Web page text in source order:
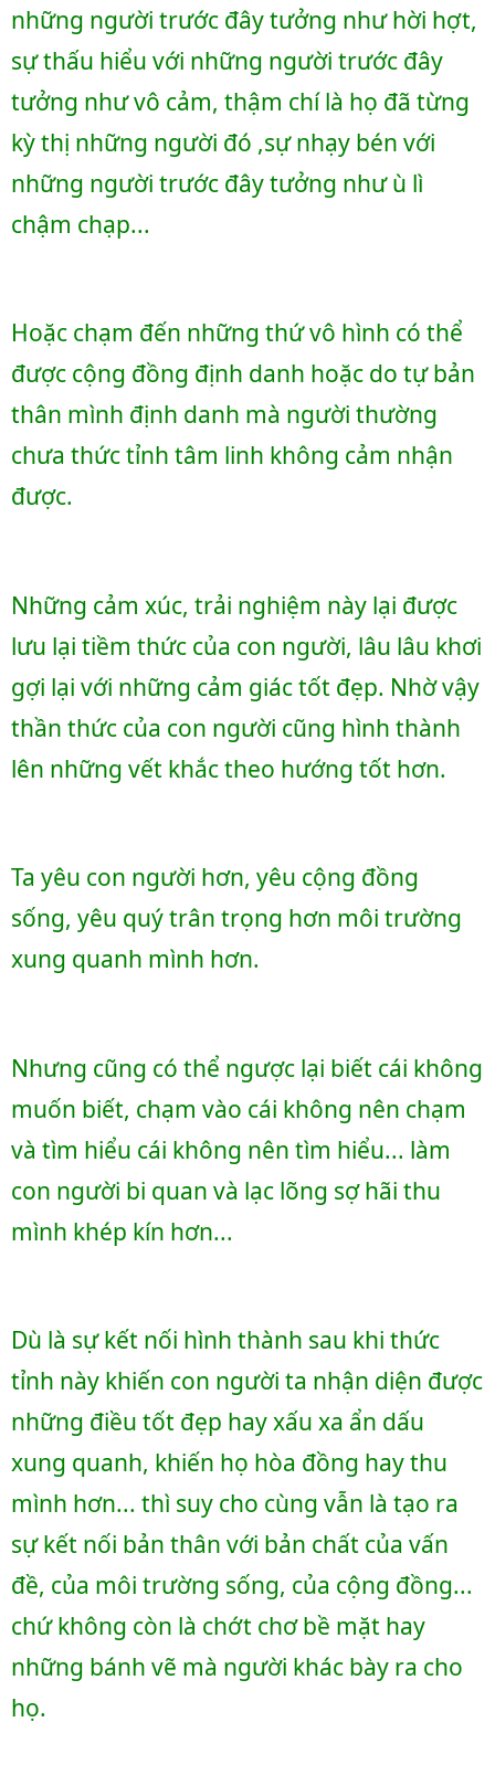
những người trước đây tưởng như hời hợt,
sự thấu hiểu với những người trước đây
tưởng như vô cảm, thậm chí là họ đã từng
kỳ thị những người đó ,sự nhạy bén với
những người trước đây tưởng như ù lì
chậm chạp...
Hoặc chạm đến những thứ vô hình có thể
được cộng đồng định danh hoặc do tự bản
thân mình định danh mà người thường
chưa thức tỉnh tâm linh không cảm nhận
được.
Những cảm xúc, trải nghiệm này lại được
lưu lại tiềm thức của con người, lâu lâu khơi
gợi lại với những cảm giác tốt đẹp. Nhờ vậy
thần thức của con người cũng hình thành
lên những vết khắc theo hướng tốt hơn.
Ta yêu con người hơn, yêu cộng đồng
sống, yêu quý trân trọng hơn môi trường
xung quanh mình hơn.
Nhưng cũng có thể ngược lại biết cái không
muốn biết, chạm vào cái không nên chạm
và tìm hiểu cái không nên tìm hiểu... làm
con người bi quan và lạc lõng sợ hãi thu
mình khép kín hơn...
Dù là sự kết nối hình thành sau khi thức
tỉnh này khiến con người ta nhận diện được
những điều tốt đẹp hay xấu xa ẩn dấu
xung quanh, khiến họ hòa đồng hay thu
mình hơn... thì suy cho cùng vẫn là tạo ra
sự kết nối bản thân với bản chất của vấn
đề, của môi trường sống, của cộng đồng...
chứ không còn là chớt chơ bề mặt hay
những bánh vẽ mà người khác bày ra cho
họ.